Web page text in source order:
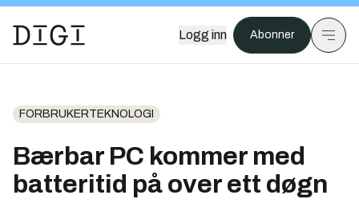
Logg inn Abonner
FORBRUKERTEKNOLOGI
Bærbar PC kommer med
batteritid på over ett døgn